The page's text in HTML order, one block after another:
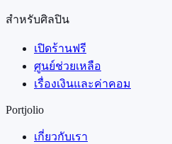
สำหรับศิลปิน
เปิดร้านฟรี
ศูนย์ช่วยเหลือ
เรื่องเงินและค่าคอม
Portjolio
เกี่ยวกับเรา